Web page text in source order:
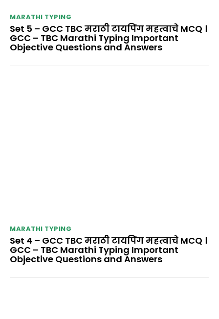
MARATHI TYPING
Set 5 – GCC TBC मराठी टायपिंग महत्वाचे MCQ ।
GCC – TBC Marathi Typing Important
Objective Questions and Answers
MARATHI TYPING
Set 4 – GCC TBC मराठी टायपिंग महत्वाचे MCQ ।
GCC – TBC Marathi Typing Important
Objective Questions and Answers